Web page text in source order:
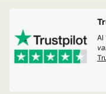
Al